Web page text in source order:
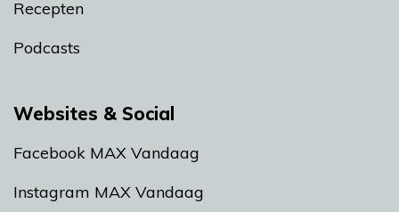
Recepten
Podcasts
Websites & Social
Facebook MAX Vandaag
Instagram MAX Vandaag